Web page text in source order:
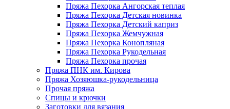
Пряжа Пехорка Ангорская теплая
Пряжа Пехорка Детская новинка
Пряжа Пехорка Детский каприз
Пряжа Пехорка Жемчужная
Пряжа Пехорка Конопляная
Пряжа Пехорка Рукодельная
Пряжа Пехорка прочая
Пряжа ПНК им. Кирова
Пряжа Хозяюшка-рукодельница
Прочая пряжа
Спицы и крючки
Заготовки для вязания